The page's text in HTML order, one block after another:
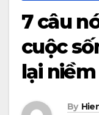
7 câu
cuộc
lại
By